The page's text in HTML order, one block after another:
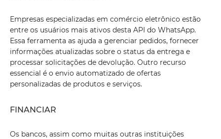
Empresas especializadas em comércio eletrônico estão
entre os usuários mais ativos desta API do WhatsApp.
Essa ferramenta as ajuda a gerenciar pedidos, fornecer
informações atualizadas sobre o status da entrega e
processar solicitações de devolução. Outro recurso
essencial é o envio automatizado de ofertas
personalizadas de produtos e serviços.
FINANCIAR
Os bancos, assim como muitas outras instituições